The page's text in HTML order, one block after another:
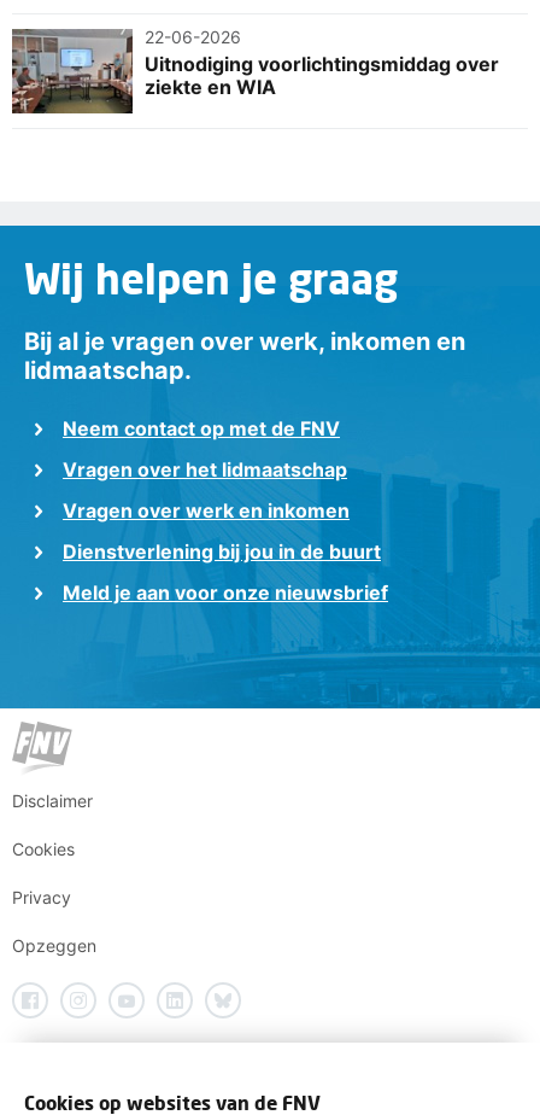
22-06-2026
Uitnodiging voorlichtingsmiddag over
ziekte en WIA
Wij helpen je graag
Bij al je vragen over werk, inkomen en
lidmaatschap.
Neem contact op met de FNV
Vragen over het lidmaatschap
Vragen over werk en inkomen
Dienstverlening bij jou in de buurt
Meld je aan voor onze nieuwsbrief
Disclaimer
Cookies
Privacy
Opzeggen
Cookies op websites van de FNV